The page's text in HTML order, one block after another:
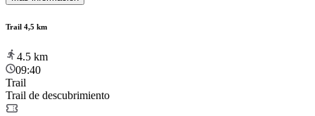
Trail 4,5 km
4.5 km
09:40
Trail
Trail de descubrimiento